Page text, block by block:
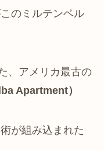
のミルテンベル
、アメリカ最古の
Apartment）
が組み込まれた